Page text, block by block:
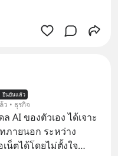
ยืนยันแล้ว
• ธุรกิจ
ล AI ของตัวเอง ได้เจาะ
ภายนอก ระหว่าง
น็ตได้โดยไม่ตั้งใจ